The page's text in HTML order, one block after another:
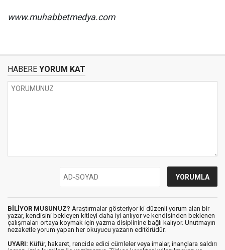
www.muhabbetmedya.com
HABERE YORUM KAT
BİLİYOR MUSUNUZ? Araştırmalar gösteriyor ki düzenli yorum alan bir
yazar, kendisini bekleyen kitleyi daha iyi anlıyor ve kendisinden beklenen
çalışmaları ortaya koymak için yazma disiplinine bağlı kalıyor. Unutmayın
nezaketle yorum yapan her okuyucu yazarın editörüdür.
UYARI: Küfür, hakaret, rencide edici cümleler veya imalar, inançlara saldırı